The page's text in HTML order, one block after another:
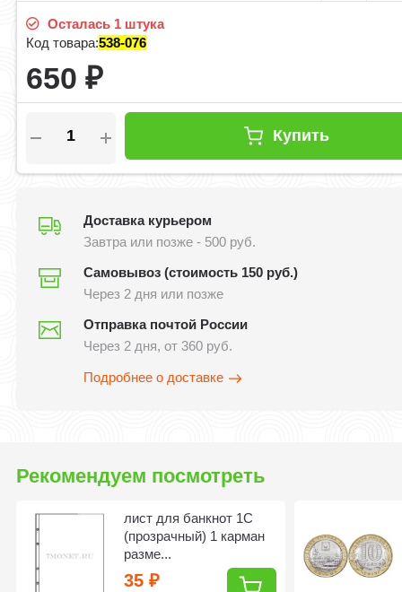
Осталась 1 штука
Код товара:538-076
650₽
Купить
Доставка курьером
Завтра или позже - 500 руб.
Самовывоз (стоимость 150 руб.)
Через 2 дня или позже
Отправка почтой России
Через 2 дня, от 360 руб.
Подробнее о доставке
Рекомендуем посмотреть
лист для банкнот 1C
(прозрачный) 1 карман
разме...
35₽